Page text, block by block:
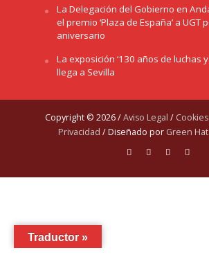
La Delegación del Gobierno en
el premio ‘Plaza de España’ a UGT
aniversario
La exposición ‘130 años de luchas
llega a Sevilla
Copyright © 2026 /Aviso Legal / Cookies
Privacidad / Diseñado por Green
Traductor »